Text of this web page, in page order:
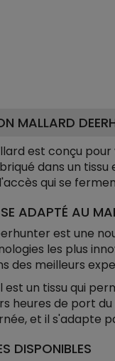
MALLARD
est conçu
dans un
qui se
ADAPTÉ AU
est une
les plus
des meilleurs
un tissu qui
heures de port
et il s'adapte
DISPONIBLES